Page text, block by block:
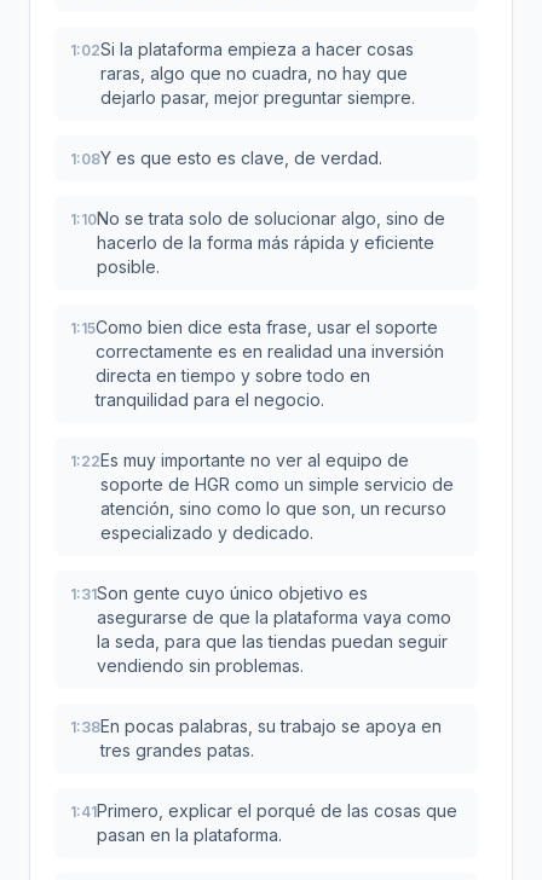
1:02Si la plataforma empieza a hacer cosas
raras, algo que no cuadra, no hay que
dejarlo pasar, mejor preguntar siempre.
1:08Y es que esto es clave, de verdad.
1:10No se trata solo de solucionar algo, sino de
hacerlo de la forma más rápida y eficiente
posible.
1:15Como bien dice esta frase, usar el soporte
correctamente es en realidad una inversión
directa en tiempo y sobre todo en
tranquilidad para el negocio.
1:22Es muy importante no ver al equipo de
soporte de HGR como un simple servicio de
atención, sino como lo que son, un recurso
especializado y dedicado.
1:31Son gente cuyo único objetivo es
asegurarse de que la plataforma vaya como
la seda, para que las tiendas puedan seguir
vendiendo sin problemas.
1:38En pocas palabras, su trabajo se apoya en
tres grandes patas.
1:41Primero, explicar el porqué de las cosas que
pasan en la plataforma.